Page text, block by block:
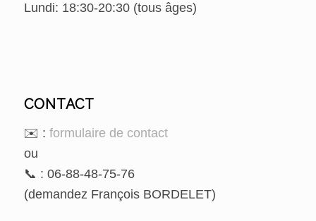
Lundi: 18:30-20:30 (tous âges)
CONTACT
✉️ : formulaire de contact
ou
📞 : 06-88-48-75-76
(demandez François BORDELET)